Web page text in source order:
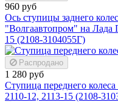
960 руб
Ось ступицы заднего
"Волгаавтопром" на Лада
15 (2108-3104055Г)
Распродано
1 280 руб
Ступица переднего
2110-12, 2113-15 (2108-